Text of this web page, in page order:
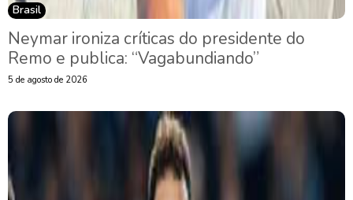
Brasil
Neymar ironiza críticas do presidente do
Remo e publica: “Vagabundiando”
5 de agosto de 2026